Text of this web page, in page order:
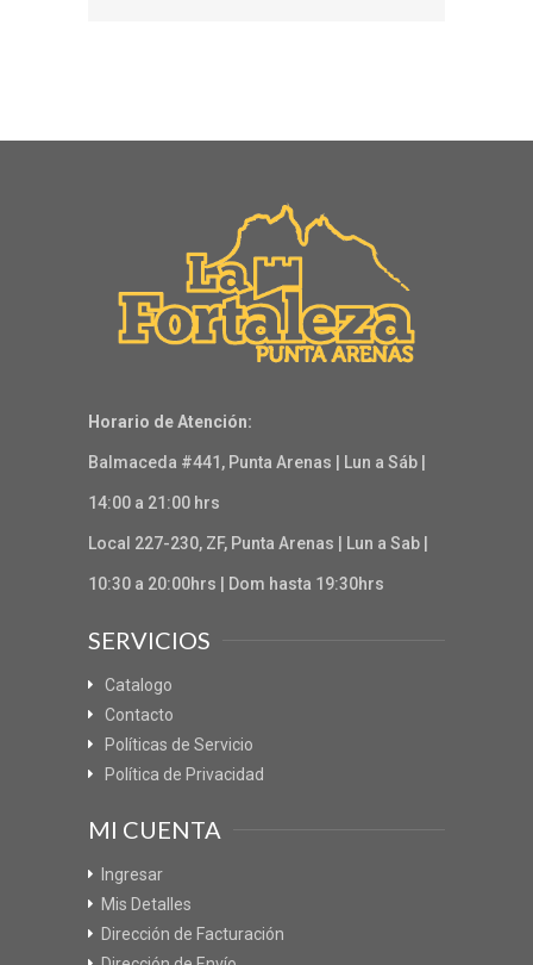
Horario de Atención:
Balmaceda #441, Punta Arenas | Lun a Sáb |
14:00 a 21:00 hrs
Local 227-230, ZF, Punta Arenas | Lun a Sab |
10:30 a 20:00hrs | Dom hasta 19:30hrs
SERVICIOS
Catalogo
Contacto
Políticas de Servicio
Política de Privacidad
MI CUENTA
Ingresar
Mis Detalles
Dirección de Facturación